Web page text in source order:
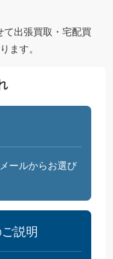
出張買取・宅配買
ます。
ールからお選び
説明